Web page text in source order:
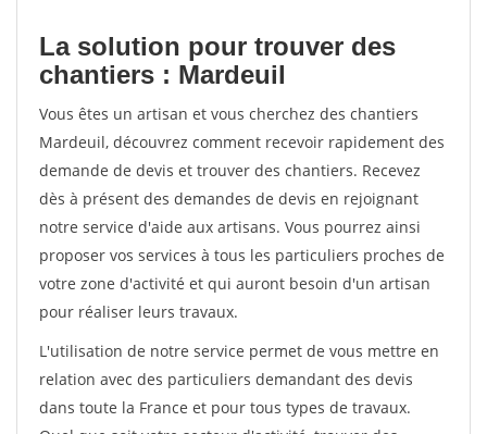
La solution pour trouver des
chantiers : Mardeuil
Vous êtes un artisan et vous cherchez des chantiers
Mardeuil, découvrez comment recevoir rapidement des
demande de devis et trouver des chantiers. Recevez
dès à présent des demandes de devis en rejoignant
notre service d'aide aux artisans. Vous pourrez ainsi
proposer vos services à tous les particuliers proches de
votre zone d'activité et qui auront besoin d'un artisan
pour réaliser leurs travaux.
L'utilisation de notre service permet de vous mettre en
relation avec des particuliers demandant des devis
dans toute la France et pour tous types de travaux.